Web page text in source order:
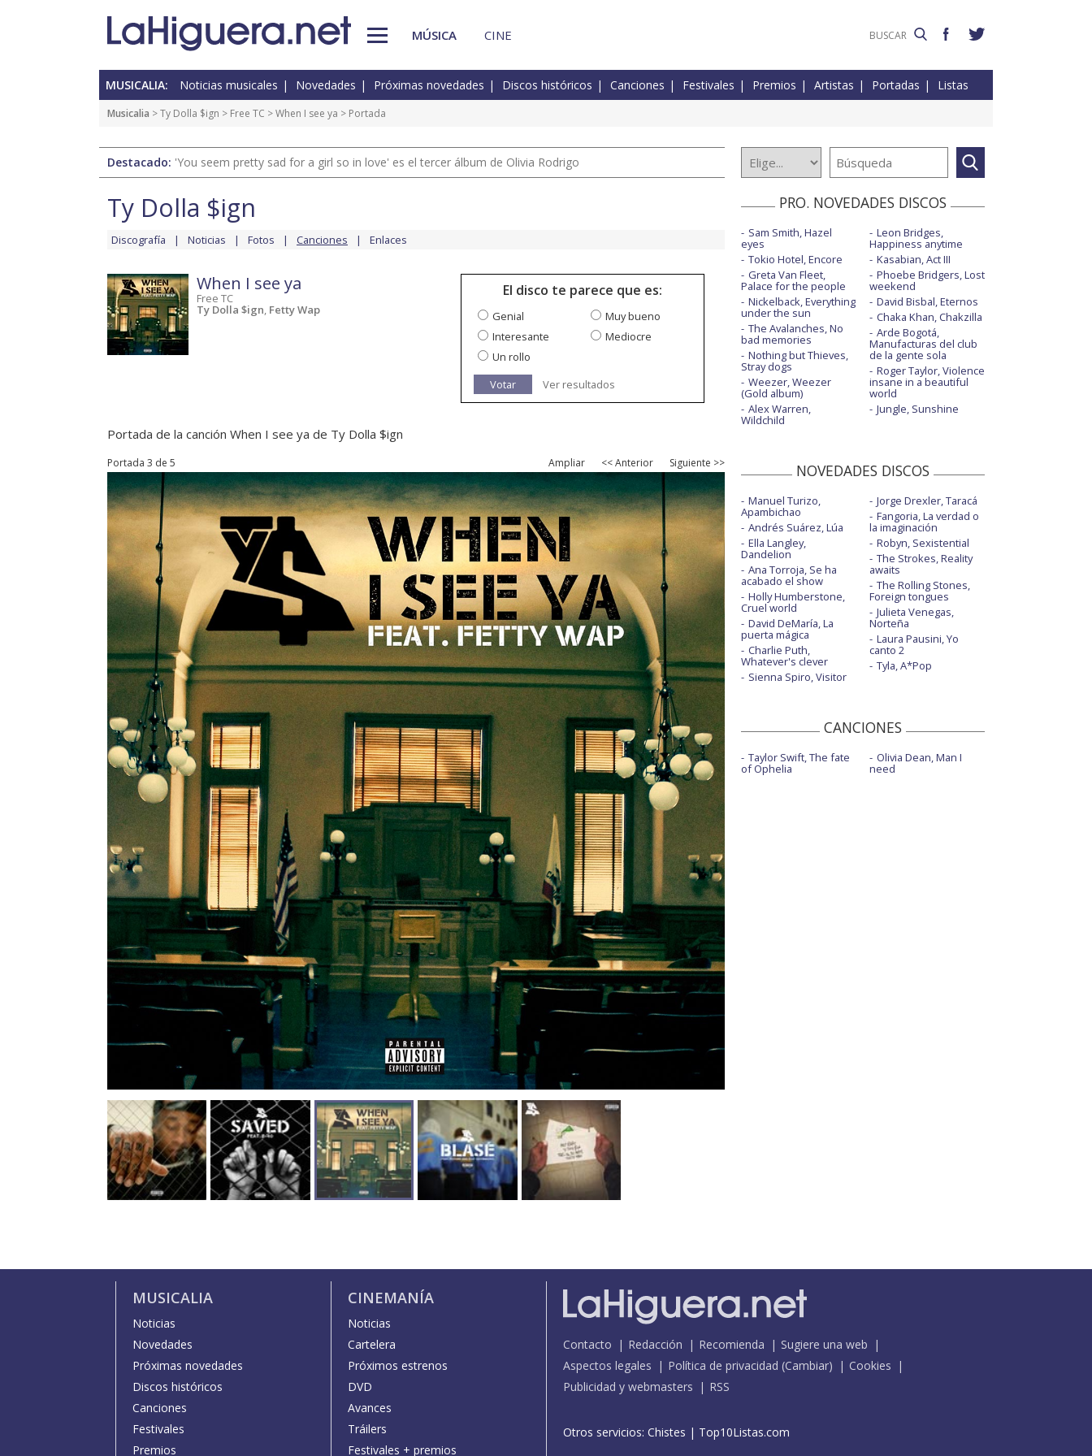
MÚSICA CINE
MUSICALIA: Noticias musicales Novedades Próximas novedades Discos históricos Canciones Festivales Premios Artistas Portadas Listas
Musicalia >Ty Dolla $ign > Free TC >When I see ya > Portada
Destacado: 'You seem pretty sad for a girl so in love' es el tercer álbum de Olivia Rodrigo
Ty Dolla $ign
Discografía Noticias Fotos Canciones Enlaces
When I see ya
Free TC
Ty Dolla $ign, Fetty Wap
El disco te parece que es:
Genial
Muy bueno
Interesante
Mediocre
Un rollo
Votar
Ver resultados
Portada de la canción When I see ya de Ty Dolla $ign
Portada 3 de 5 Ampliar << Anterior Siguiente >>
PRO. NOVEDADES DISCOS
Sam Smith, Hazel
eyes
Tokio Hotel, Encore
Greta Van Fleet,
Palace for the people
Nickelback, Everything
under the sun
The Avalanches, No
bad memories
Nothing but Thieves,
Stray dogs
Weezer, Weezer
(Gold album)
Alex Warren,
Wildchild
Leon Bridges,
Happiness anytime
Kasabian, Act III
Phoebe Bridgers, Lost
weekend
David Bisbal, Eternos
Chaka Khan, Chakzilla
Arde Bogotá,
Manufacturas del club
de la gente sola
Roger Taylor, Violence
insane in a beautiful
world
Jungle, Sunshine
NOVEDADES DISCOS
Manuel Turizo,
Apambichao
Andrés Suárez, Lúa
Ella Langley,
Dandelion
Ana Torroja, Se ha
acabado el show
Holly Humberstone,
Cruel world
David DeMaría, La
puerta mágica
Charlie Puth,
Whatever's clever
Sienna Spiro, Visitor
Jorge Drexler, Taracá
Fangoria, La verdad o
la imaginación
Robyn, Sexistential
The Strokes, Reality
awaits
The Rolling Stones,
Foreign tongues
Julieta Venegas,
Norteña
Laura Pausini, Yo
canto 2
Tyla, A*Pop
CANCIONES
Taylor Swift, The fate
of Ophelia
Olivia Dean, Man I
need
MUSICALIA
Noticias
Novedades
Próximas novedades
Discos históricos
Canciones
Festivales
Premios
CINEMANÍA
Noticias
Cartelera
Próximos estrenos
DVD
Avances
Tráilers
Festivales + premios
Contacto Redacción Recomienda
Sugiere una web
Aspectos legales
Política de privacidad (Cambiar)
Cookies
Publicidad y webmasters
RSS
Otros servicios: Chistes | Top10Listas.com